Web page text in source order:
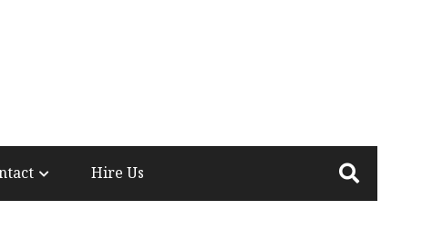
Hire Us